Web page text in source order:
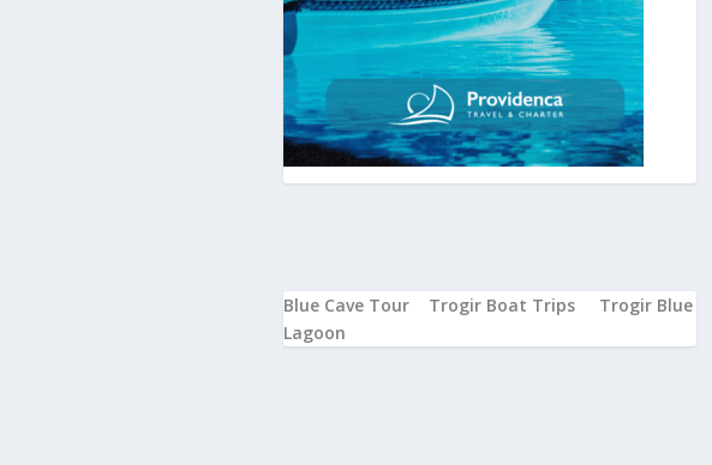
Blue Cave Tour Trogir Boat Trips
Trogir Blue
Lagoon